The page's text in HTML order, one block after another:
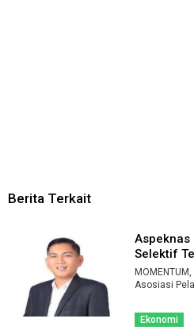
Berita Terkait
Aspeknas
Asosiasi
Ekonomi